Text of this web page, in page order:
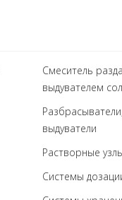
Cмеситель
выдувателем
выдуватели
Растворные
Системы